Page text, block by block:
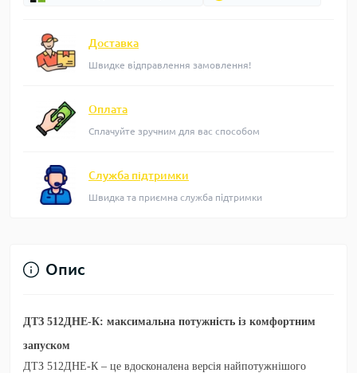
Доставка
Швидке відправлення замовлення!
Оплата
Сплачуйте зручним для вас способом
Служба підтримки
Швидка та приємна служба підтримки
Опис
ДТЗ 512ДНЕ-К: максимальна потужність із комфортним
запуском
ДТЗ 512ДНЕ-К – це вдосконалена версія найпотужнішого